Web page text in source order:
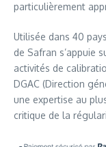
particulièrement
Utilisée dans 40
de Safran s’appuie
activités de
DGAC (Direction
une expertise au
critique de la